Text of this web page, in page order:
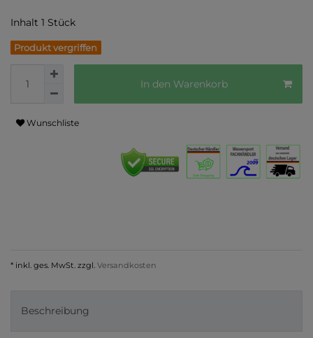
Inhalt 1 Stück
Produkt vergriffen
In den Warenkorb
Wunschliste
* inkl. ges. MwSt. zzgl. Versandkosten
Beschreibung